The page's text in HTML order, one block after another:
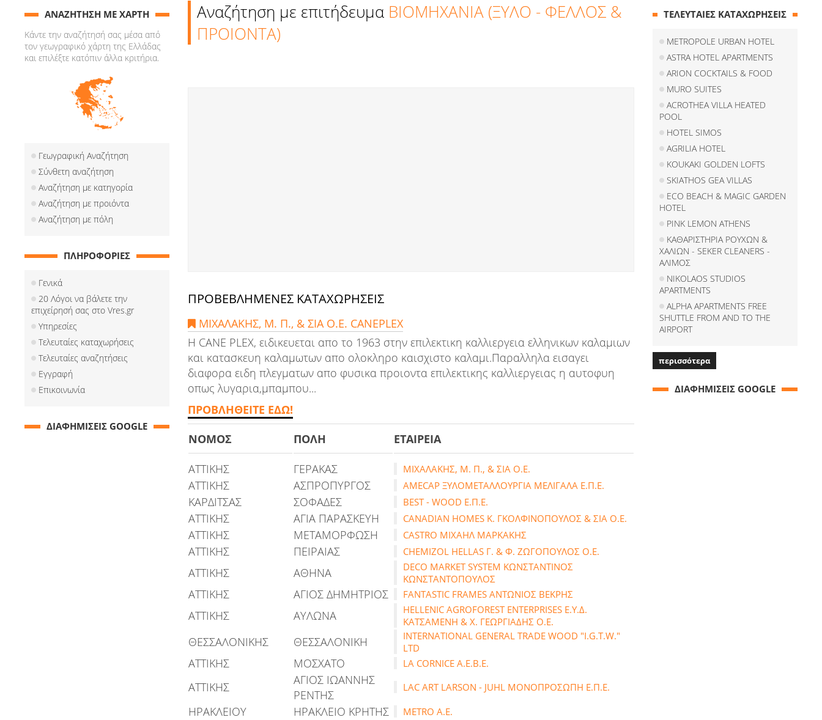
Αναζήτηση με επιτήδευμα ΒΙΟΜΗΧΑΝΙΑ (ΞΥΛΟ - ΦΕΛΛΟΣ &
ΠΡΟΙΟΝΤΑ)
ΠΡΟΒΕΒΛΗΜΕΝΕΣ ΚΑΤΑΧΩΡΗΣΕΙΣ
ΜΙΧΑΛΑΚΗΣ, Μ. Π., & ΣΙΑ Ο.Ε. CANEPLEX
Η CANE PLEX, ειδικευεται απο το 1963 στην επιλεκτικη καλλιεργεια ελληνικων καλαμιων
και κατασκευη καλαμωτων απο ολοκληρο καισχιστο καλαμι.Παραλληλα εισαγει
διαφορα ειδη πλεγματων απο φυσικα προιοντα επιλεκτικης καλλιεργειας η αυτοφυη
οπως λυγαρια,μπαμπου...
ΠΡΟΒΛΗΘΕΙΤΕ ΕΔΩ!
ΝΟΜΟΣ
ΠΟΛΗ ΕΤΑΙΡΕΙΑ
ΑΤΤΙΚΗΣ ΓΕΡΑΚΑΣ ΜΙΧΑΛΑΚΗΣ, Μ. Π., & ΣΙΑ Ο.Ε.
ΑΤΤΙΚΗΣ ΑΣΠΡΟΠΥΡΓΟΣ AMECAP ΞΥΛΟΜΕΤΑΛΛΟΥΡΓΙΑ ΜΕΛΙΓΑΛΑ Ε.Π.Ε.
ΚΑΡΔΙΤΣΑΣ ΣΟΦΑΔΕΣ BEST - WOOD Ε.Π.Ε.
ΑΤΤΙΚΗΣ ΑΓΙΑ ΠΑΡΑΣΚΕΥΗ CANADIAN HOMES Κ. ΓΚΟΛΦΙΝΟΠΟΥΛΟΣ & ΣΙΑ Ο.Ε.
ΑΤΤΙΚΗΣ ΜΕΤΑΜΟΡΦΩΣΗ CASTRO ΜΙΧΑΗΛ ΜΑΡΚΑΚΗΣ
ΑΤΤΙΚΗΣ ΠΕΙΡΑΙΑΣ CHEMIZOL HELLAS Γ. & Φ. ΖΩΓΟΠΟΥΛΟΣ Ο.Ε.
ΑΤΤΙΚΗΣ ΑΘΗΝΑ
DECO MARKET SYSTEM ΚΩΝΣΤΑΝΤΙΝΟΣ
ΚΩΝΣΤΑΝΤΟΠΟΥΛΟΣ
ΑΤΤΙΚΗΣ ΑΓΙΟΣ ΔΗΜΗΤΡΙΟΣ FANTASTIC FRAMES ΑΝΤΩΝΙΟΣ ΒΕΚΡΗΣ
ΑΤΤΙΚΗΣ ΑΥΛΩΝΑ
HELLENIC AGROFOREST ENTERPRISES Ε.Υ.Δ.
ΚΑΤΣΑΜΕΝΗ & Χ. ΓΕΩΡΓΙΑΔΗΣ Ο.Ε.
ΘΕΣΣΑΛΟΝΙΚΗΣ ΘΕΣΣΑΛΟΝΙΚΗ
INTERNATIONAL GENERAL TRADE WOOD "I.G.T.W."
LTD
ΑΤΤΙΚΗΣ ΜΟΣΧΑΤΟ LA CORNICE Α.Ε.Β.Ε.
ΑΤΤΙΚΗΣ
ΑΓΙΟΣ ΙΩΑΝΝΗΣ
ΡΕΝΤΗΣ
LAC ART LARSON - JUHL ΜΟΝΟΠΡΟΣΩΠΗ Ε.Π.Ε.
ΗΡΑΚΛΕΙΟΥ ΗΡΑΚΛΕΙΟ ΚΡΗΤΗΣ METRO Α.Ε.
ΑΝΑΖΗΤΗΣΗ ΜΕ ΧΑΡΤΗ
Κάντε την αναζήτησή σας μέσα από
τον γεωγραφικό χάρτη της Ελλάδας
και επιλέξτε κατόπιν άλλα κριτήρια.
Γεωγραφική Αναζήτηση
Σύνθετη αναζήτηση
Αναζήτηση με κατηγορία
Αναζήτηση με προιόντα
Αναζήτηση με πόλη
ΠΛΗΡΟΦΟΡΙΕΣ
Γενικά
20 Λόγοι να βάλετε την
επιχείρησή σας στο Vres.gr
Υπηρεσίες
Τελευταίες καταχωρήσεις
Τελευταίες αναζητήσεις
Εγγραφή
Επικοινωνία
ΔΙΑΦΗΜΙΣΕΙΣ GOOGLE
ΤΕΛΕΥΤΑΙΕΣ ΚΑΤΑΧΩΡΗΣΕΙΣ
METROPOLE URBAN HOTEL
ASTRA HOTEL APARTMENTS
ARION COCKTAILS & FOOD
MURO SUITES
ACROTHEA VILLA HEATED
POOL
HOTEL SIMOS
AGRILIA HOTEL
KOUKAKI GOLDEN LOFTS
SKIATHOS GEA VILLAS
ECO BEACH & MAGIC GARDEN
HOTEL
PINK LEMON ATHENS
ΚΑΘΑΡΙΣΤΗΡΙΑ ΡΟΥΧΩΝ &
ΧΑΛΙΩΝ - SEKER CLEANERS -
ΑΛΙΜΟΣ
NIKOLAOS STUDIOS
APARTMENTS
ALPHA APARTMENTS FREE
SHUTTLE FROM AND TO THE
AIRPORT
περισσότερα
ΔΙΑΦΗΜΙΣΕΙΣ GOOGLE